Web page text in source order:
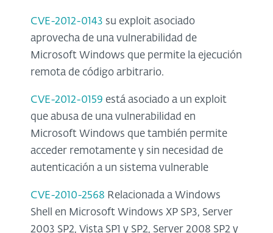
CVE-2012-0143 su exploit asociado
aprovecha de una vulnerabilidad de
Microsoft Windows que permite la ejecución
remota de código arbitrario.
CVE-2012-0159 está asociado a un exploit
que abusa de una vulnerabilidad en
Microsoft Windows que también permite
acceder remotamente y sin necesidad de
autenticación a un sistema vulnerable
CVE-2010-2568 Relacionada a Windows
Shell en Microsoft Windows XP SP3, Server
2003 SP2, Vista SP1 y SP2, Server 2008 SP2 y